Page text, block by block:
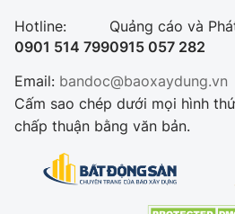
Hotline:
0901 514 799
Quảng cáo và
0915 057 282
Email: bandoc@baoxaydung.vn
Cấm sao chép dưới mọi hình
chấp thuận bằng văn bản.